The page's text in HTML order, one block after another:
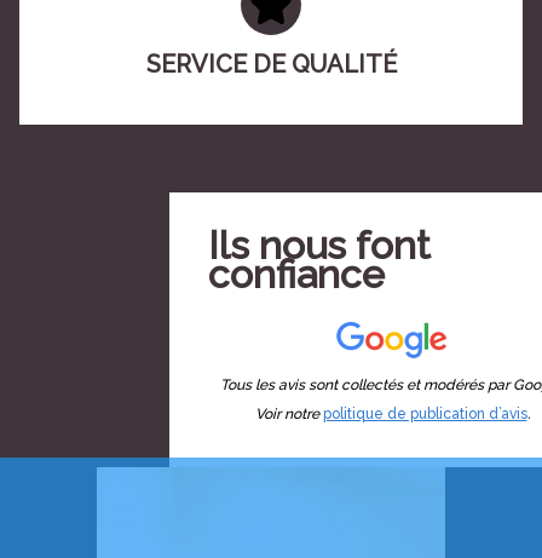
SERVICE DE QUALITÉ
Ils nous font
confiance
Tous les avis sont collectés et modérés par
Voir notrepolitique de publication d’avis.